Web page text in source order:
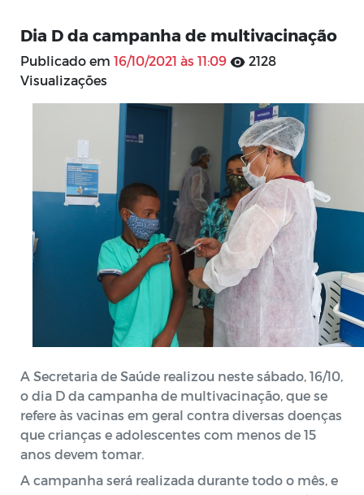
Dia D da campanha de multivacinação
Publicado em 16/10/2021 às 11:09
2128
Visualizações
A Secretaria de Saúde realizou neste sábado, 16/10,
o dia D da campanha de multivacinação, que se
refere às vacinas em geral contra diversas doenças
que crianças e adolescentes com menos de 15
anos devem tomar.
A campanha será realizada durante todo o mês, e